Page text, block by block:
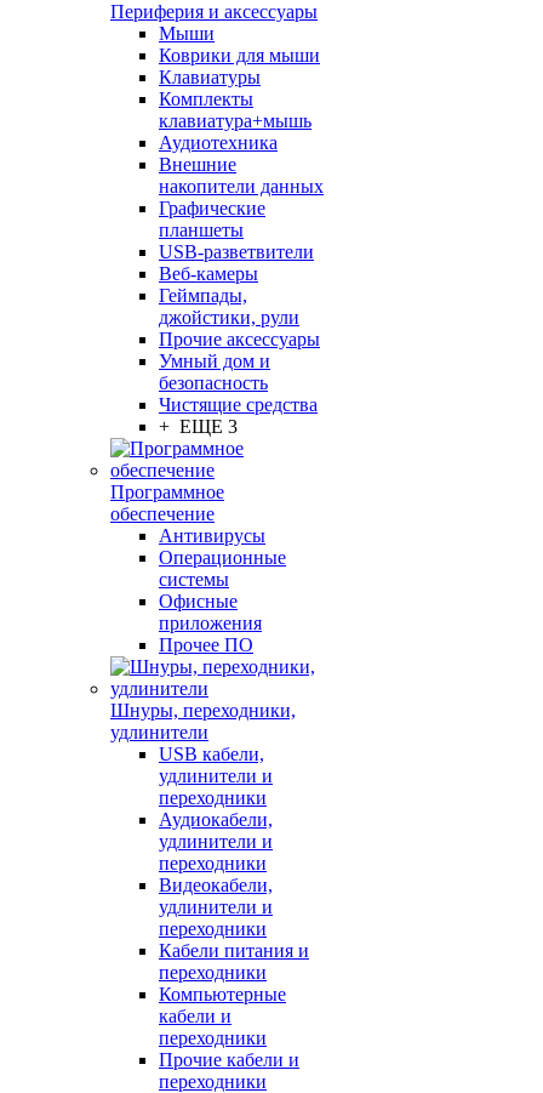
Периферия и аксессуары
Мыши
Коврики для мыши
Клавиатуры
Комплекты
клавиатура+мышь
Аудиотехника
Внешние
накопители данных
Графические
планшеты
USB-разветвители
Веб-камеры
Геймпады,
джойстики, рули
Прочие аксессуары
Умный дом и
безопасность
Чистящие средства
+ ЕЩЕ 3
Программное
обеспечение
Антивирусы
Операционные
системы
Офисные
приложения
Прочее ПО
Шнуры, переходники,
удлинители
USB кабели,
удлинители и
переходники
Аудиокабели,
удлинители и
переходники
Видеокабели,
удлинители и
переходники
Кабели питания и
переходники
Компьютерные
кабели и
переходники
Прочие кабели и
переходники